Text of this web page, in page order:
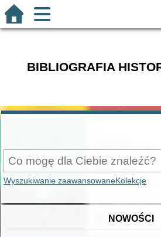
BIBLIOGRAFIA
Wyszukiwanie zaawansowaneKolekcje
NOWOŚCI